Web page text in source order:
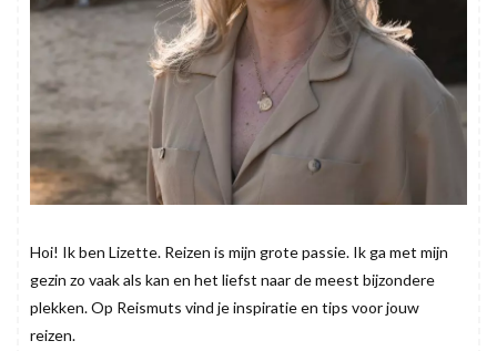
Hoi! Ik ben Lizette. Reizen is mijn grote passie. Ik ga met mijn
gezin zo vaak als kan en het liefst naar de meest bijzondere
plekken. Op Reismuts vind je inspiratie en tips voor jouw
reizen.